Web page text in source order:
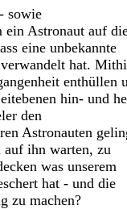
sowie
ein Astronaut auf
eine unbekannte
hat.
enthüllen
hin- und
den
Astronauten
auf ihn warten, zu
was unserem
hat - und die
zu machen?